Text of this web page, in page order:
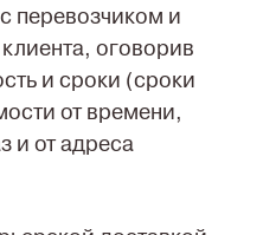
перевозчиком и
оговорив
и сроки (сроки
от времени,
и от адреса